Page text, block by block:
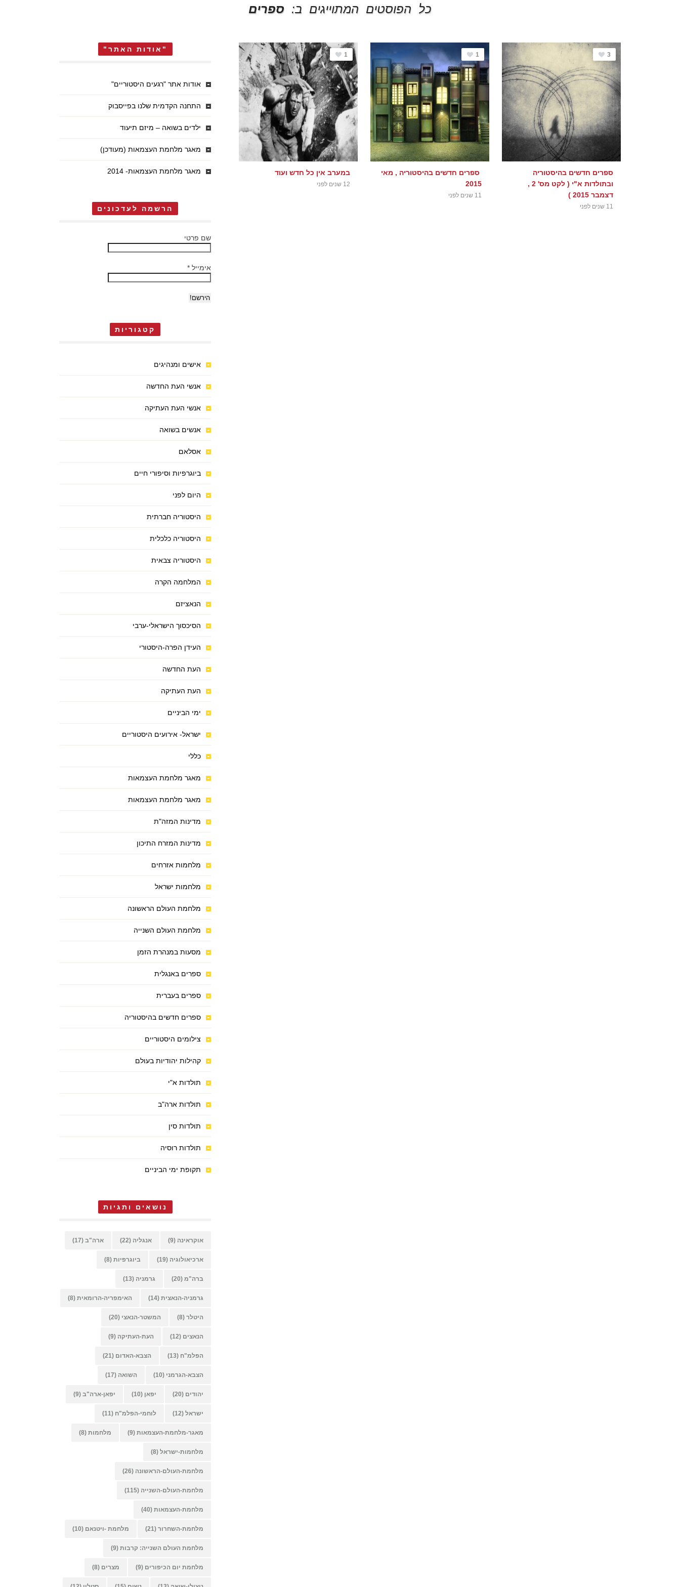
כל הפוסטים המתוייגים ב: ספרים
3
ספרים חדשים בהיסטוריה
ובתולדות א"י ( לקט מס' 2 ,
דצמבר 2015 )
11 שנים לפני
1
ספרים חדשים בהיסטוריה , מאי
2015
11 שנים לפני
1
במערב אין כל חדש ועוד
12 שנים לפני
"אודות האתר"
אודות אתר "רגעים היסטוריים"
התחנה הקדמית שלנו בפייסבוק
ילדים בשואה – מיזם תיעוד
מאגר מלחמת העצמאות (מעודכן)
מאגר מלחמת העצמאות- 2014
הרשמה לעדכונים
שם פרטי
אימייל *
קטגוריות
אישים ומנהיגים
אנשי העת החדשה
אנשי העת העתיקה
אנשים בשואה
אסלאם
ביוגרפיות וסיפורי חיים
היום לפני
היסטוריה חברתית
היסטוריה כלכלית
היסטוריה צבאית
המלחמה הקרה
הנאציזם
הסיכסוך הישראלי-ערבי
העידן הפרה-היסטורי
העת החדשה
העת העתיקה
ימי הביניים
ישראל- אירועים היסטוריים
כללי
מאגר מלחמת העצמאות
מאגר מלחמת העצמאות
מדינות המזה"ת
מדינות המזרח התיכון
מלחמות אזרחים
מלחמות ישראל
מלחמת העולם הראשונה
מלחמת העולם השנייה
מסעות במנהרת הזמן
ספרים באנגלית
ספרים בעברית
ספרים חדשים בהיסטוריה
צילומים היסטוריים
קהילות יהודיות בעולם
תולדות א"י
תולדות ארה"ב
תולדות סין
תולדות רוסיה
תקופת ימי הביניים
נושאים ותגיות
אוקראינה (9) אנגליה (22) ארה"ב (17)
ארכיאולוגיה (19) ביוגרפיות (8)
ברה"מ (20) גרמניה (13)
גרמניה-הנאצית (14) האימפריה-הרומאית (8)
היטלר (8) המשטר-הנאצי (20)
הנאצים (12) העת-העתיקה (9)
הפלמ"ח (13) הצבא-האדום (21)
הצבא-הגרמני (10) השואה (17)
יהודים (20) יפאן (10) יפאן-ארה"ב (9)
ישראל (12) לוחמי-הפלמ"ח (11)
מאגר-מלחמת-העצמאות (9) מלחמות (8)
מלחמות-ישראל (8)
מלחמת-העולם-הראשונה (26)
מלחמת-העולם-השנייה (115)
מלחמת-העצמאות (40)
מלחמת-השחרור (21) מלחמת -ויטנאם (10)
מלחמת העולם השנייה: קרבות (9)
מלחמת יום הכיפורים (9) מצרים (8)